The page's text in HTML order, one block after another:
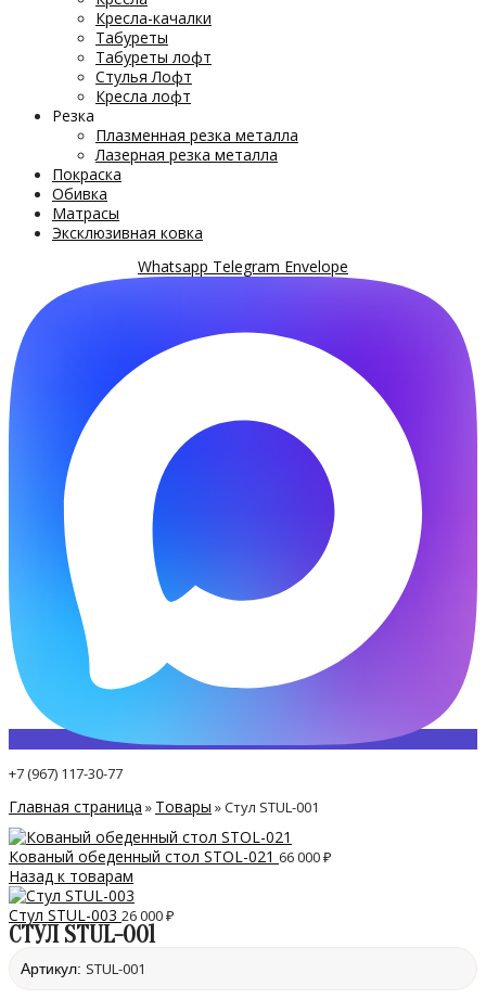
Кресла-качалки
Табуреты
Табуреты лофт
Стулья Лофт
Кресла лофт
Резка
Плазменная резка металла
Лазерная резка металла
Покраска
Обивка
Матрасы
Эксклюзивная ковка
Whatsapp Telegram Envelope
+7 (967) 117-30-77
Главная страница » Товары »Стул STUL-001
Кованый обеденный стол STOL-021 66 000₽
Назад к товарам
Стул STUL-003 26 000₽
СТУЛ STUL-001
Артикул: STUL-001